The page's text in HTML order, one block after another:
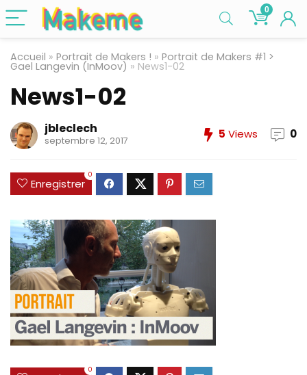
0
Accueil » Portrait de Makers ! » Portrait de Makers #1 >
Gael Langevin (InMoov) » News1-02
News1-02
jbleclech
septembre 12, 2017 5 Views 0
Enregistrer
0
0